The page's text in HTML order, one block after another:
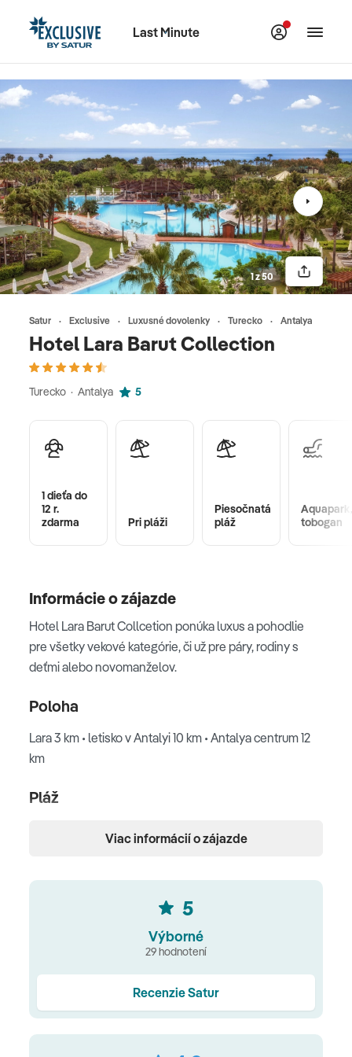
Last Minute
Satur Exclusive Luxusné dovolenky Turecko Antalya
Hotel Lara Barut Collection
Turecko · Antalya 5
1 z 50
1 dieťa do
12 r.
zdarma
Pri pláži
Piesočnatá
pláž
Aquapark,
tobogan
Informácie o zájazde
Hotel Lara Barut Collcetion ponúka luxus a pohodlie
pre všetky vekové kategórie, či už pre páry, rodiny s
deťmi alebo novomanželov.
Poloha
Lara 3 km • letisko v Antalyi 10 km • Antalya centrum 12
km
Pláž
pozvoľný vstup do mora • mólo • slnečníky, ležadlá,
plážový bar • kabany (za poplatok)
klimatizácia • Wi-Fi zdarma • SAT LED TV • kúpeľňa s WC
(vaňa alebo sprchový kút) • sušič na vlasy • žehlička na
vlasy • telefón • trezor • minibar (zdarma, denne
dopĺňaný) • set na prípravu kávy a čaju • kávovar s
kapsulami • župan a papuče • žehlička a žehliaca doska •
Viac informácií o zájazde
5
Výborné
29 hodnotení
Recenzie Satur